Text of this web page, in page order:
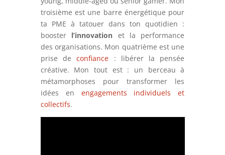
troisième est une barre énergétique pour
ta PME à tatouer dans ton quotidien :
booster l’innovation et la performance
des organisations. Mon quatrième est une
prise deconfiance : libérer la pensée
créative. Mon tout est : un berceau à
métamorphoses pour transformer les
idées en engagements individuels et
collectifs.